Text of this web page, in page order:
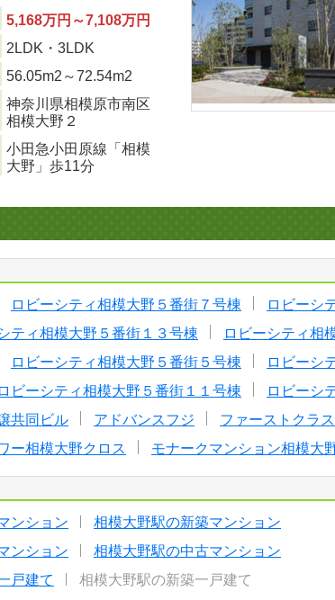
5,168万円～7,108万円
2LDK・3LDK
56.05m2 ～72.54m2
神奈川県相模原市南区
相模大野２
小田急小田原線「相模
大野」歩11分
ロビーシティ相模大野５番街７号棟
ロビーシ
ティ相模大野５番街１３号棟
ロビーシティ相
ロビーシティ相模大野５番街５号棟
ロビーシ
ロビーシティ相模大野５番街１１号棟
ロビーシ
共同ビル アドバンスフジ ファーストクラ
ー相模大野クロス モナークマンション相模大
ンション
相模大野駅の新築マンション
ンション
相模大野駅の中古マンション
戸建て
相模大野駅の新築一戸建て